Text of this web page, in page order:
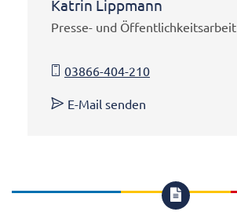
Katrin Lippmann
Presse- und Öffentlichkeitsarbeit
03866-404-210
E-Mail senden
